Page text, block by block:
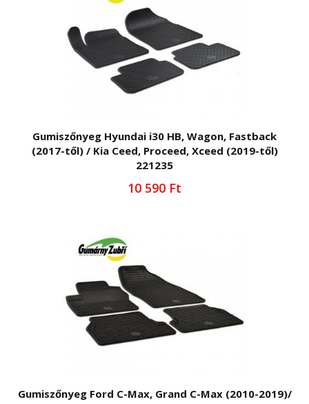
Gumiszőnyeg Hyundai i30 HB, Wagon, Fastback
(2017-től) / Kia Ceed, Proceed, Xceed (2019-től)
221235
10 590 Ft
Gumiszőnyeg Ford C-Max, Grand C-Max (2010-2019)/